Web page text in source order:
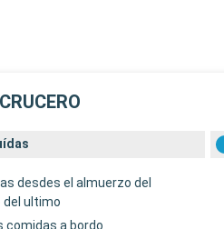
desdes el almuerzo del
del ultimo
comidas a bordo